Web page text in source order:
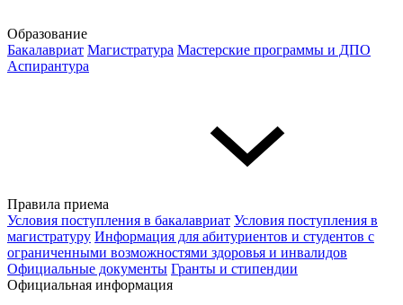
Образование
Бакалавриат Магистратура Мастерские программы и ДПО
Аспирантура
Правила приема
Условия поступления в бакалавриат Условия поступления в
магистратуру Информация для абитуриентов и студентов с
ограниченными возможностями здоровья и инвалидов
Официальные документы Гранты и стипендии
Официальная информация